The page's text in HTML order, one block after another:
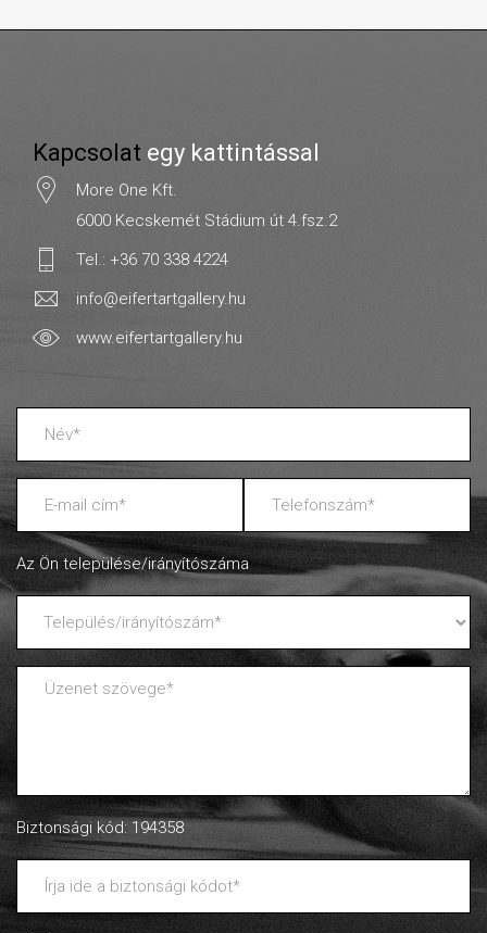
Kapcsolat egy kattintással
More One Kft.
6000 Kecskemét Stádium út 4.fsz.2
Tel.: +36 70 338 4224
info@eifertartgallery.hu
www.eifertartgallery.hu
Az Ön települése/irányítószáma
Biztonsági kód: 194358